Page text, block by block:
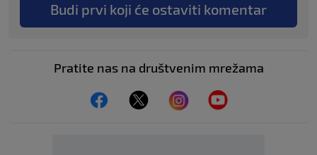
Budi prvi koji će ostaviti komentar
Pratite nas na društvenim mrežama